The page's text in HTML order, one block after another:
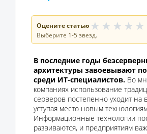
Оцените статью ★ ★ ★ ★ ★
Выберите 1-5 звезд.
В последние годы
архитектуры завоевывают
среди ИТ-специалистов. Во
компаниях использование
серверов постепенно уходит на
уступая место новым
Информационные технологии
развиваются, и предприятиям